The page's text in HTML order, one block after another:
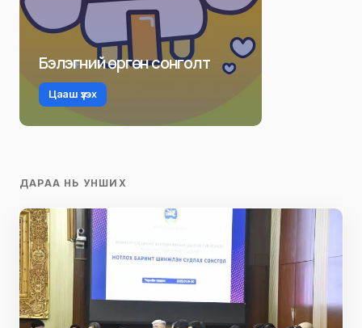
Бэлэгний өргөн сонголт
Цааш үзэх
ДАРАА НЬ УНШИХ